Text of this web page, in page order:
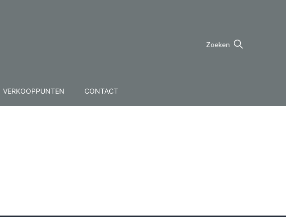
Zoeken
VERKOOPPUNTEN CONTACT